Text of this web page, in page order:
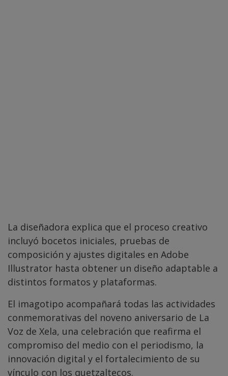
La diseñadora explica que el proceso creativo
incluyó bocetos iniciales, pruebas de
composición y ajustes digitales en Adobe
Illustrator hasta obtener un diseño adaptable a
distintos formatos y plataformas.
El imagotipo acompañará todas las actividades
conmemorativas del noveno aniversario de La
Voz de Xela, una celebración que reafirma el
compromiso del medio con el periodismo, la
innovación digital y el fortalecimiento de su
vínculo con los quetzaltecos.